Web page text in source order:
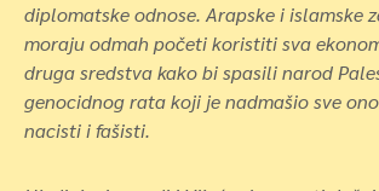
diplomatske odnose. Arapske i islamske
moraju odmah početi koristiti sva
druga sredstva kako bi spasili narod
genocidnog rata koji je nadmašio sve
nacisti i fašisti.